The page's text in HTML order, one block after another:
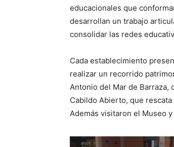
educacionales que
desarrollan un trabajo
consolidar las redes
Cada establecimiento
realizar un recorrido
Antonio del Mar de Barraza,
Cabildo Abierto, que
Además visitaron el Museo